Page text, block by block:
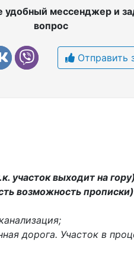
удобный мессенджер и
вопрос
Отправить
участок выходит на
возможность прописки)
дорога. Участок в